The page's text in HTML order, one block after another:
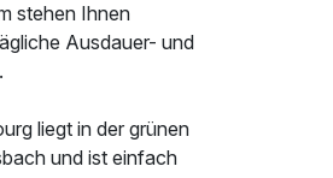
stehen Ihnen
Ausdauer- und
liegt in der grünen
und ist einfach